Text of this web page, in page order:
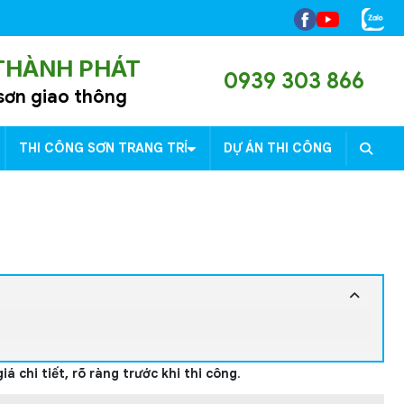
PHÁT
giao thông
0939 303 866
THI CÔNG SƠN TRANG TRÍ DỰ ÁN THI CÔNG
chi tiết, rõ ràng trước khi thi công.